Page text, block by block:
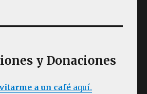
y Donaciones
a un café aquí.